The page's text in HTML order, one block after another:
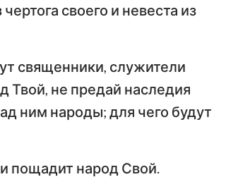
своего и невеста из
священники, служители
Твой, не предай наследия
ним народы; для чего будут
пощадит народ Свой.